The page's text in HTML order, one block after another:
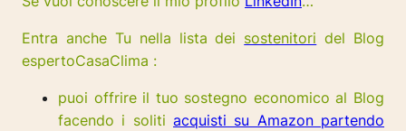
Entra anche Tu nella lista dei sostenitori del Blog
espertoCasaClima :
puoi offrire il tuo sostegno economico al Blog
facendo i soliti acquisti su Amazon partendo